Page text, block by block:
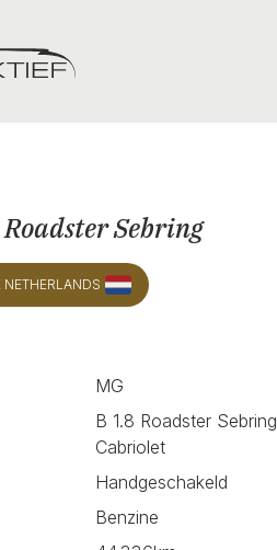
Roadster Sebring
NETHERLANDS
MG
B 1.8 Roadster Sebring
Cabriolet
Handgeschakeld
Benzine